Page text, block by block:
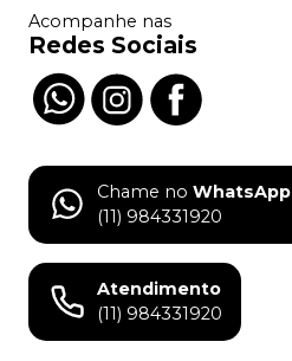
Acompanhe nas
Redes Sociais
Chame no WhatsApp
(11) 984331920
Atendimento
(11) 984331920